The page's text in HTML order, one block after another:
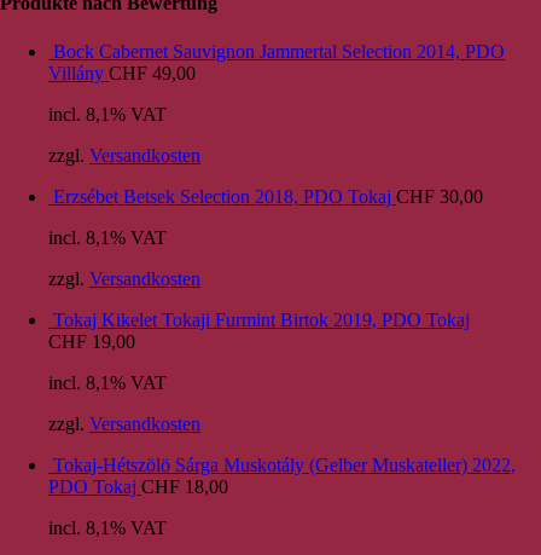
Bock Cabernet Sauvignon Jammertal Selection 2014, PDO
Villány CHF 49,00
incl. 8,1% VAT
zzgl. Versandkosten
Erzsébet Betsek Selection 2018, PDO Tokaj CHF 30,00
incl. 8,1% VAT
zzgl. Versandkosten
Tokaj Kikelet Tokaji Furmint Birtok 2019, PDO Tokaj
CHF 19,00
incl. 8,1% VAT
zzgl. Versandkosten
Tokaj-Hétszölö Sárga Muskotály (Gelber Muskateller) 2022,
PDO Tokaj CHF 18,00
incl. 8,1% VAT